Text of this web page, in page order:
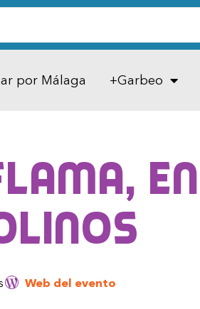
por Málaga +Garbeo
en
Web del evento